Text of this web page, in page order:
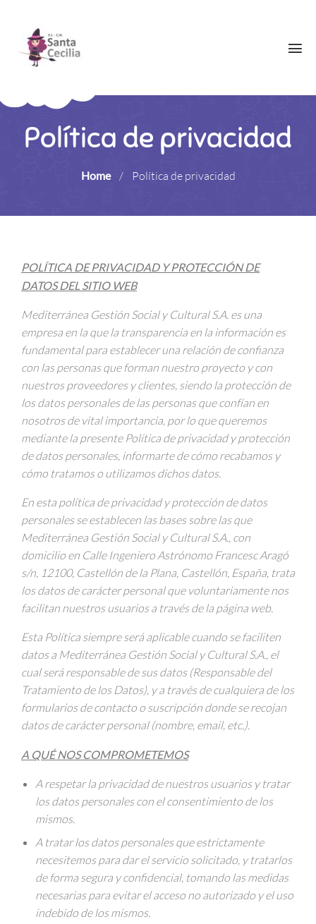
Política de privacidad
Home / Política de privacidad
POLÍTICA DE PRIVACIDAD Y PROTECCIÓN DE
DATOS DEL SITIO WEB
Mediterránea Gestión Social y Cultural S.A. es una
empresa en la que la transparencia en la información es
fundamental para establecer una relación de confianza
con las personas que forman nuestro proyecto y con
nuestros proveedores y clientes, siendo la protección de
los datos personales de las personas que confían en
nosotros de vital importancia, por lo que queremos
mediante la presente Política de privacidad y protección
de datos personales, informarte de cómo recabamos y
cómo tratamos o utilizamos dichos datos.
En esta política de privacidad y protección de datos
personales se establecen las bases sobre las que
Mediterránea Gestión Social y Cultural S.A., con
domicilio en Calle Ingeniero Astrónomo Francesc Aragó
s/n, 12100, Castellón de la Plana, Castellón, España, trata
los datos de carácter personal que voluntariamente nos
facilitan nuestros usuarios a través de la página web.
Esta Política siempre será aplicable cuando se faciliten
datos a Mediterránea Gestión Social y Cultural S.A., el
cual será responsable de sus datos (Responsable del
Tratamiento de los Datos), y a través de cualquiera de los
formularios de contacto o suscripción donde se recojan
datos de carácter personal (nombre, email, etc.).
A QUÉ NOS COMPROMETEMOS
A respetar la privacidad de nuestros usuarios y tratar
los datos personales con el consentimiento de los
mismos.
A tratar los datos personales que estrictamente
necesitemos para dar el servicio solicitado, y tratarlos
de forma segura y confidencial, tomando las medidas
necesarias para evitar el acceso no autorizado y el uso
indebido de los mismos.